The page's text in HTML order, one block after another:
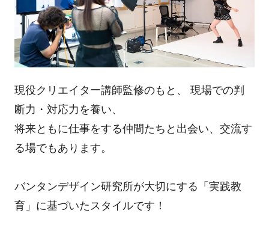
現役クリエイター講師監修のもと、 現場での判
断力・対応力を養い、
将来ともに仕事をする仲間たちと出会い、交流す
る場でもあります。
バンタンデザイン研究所が大切にする「実践教
育」に基づいたスタイルです！